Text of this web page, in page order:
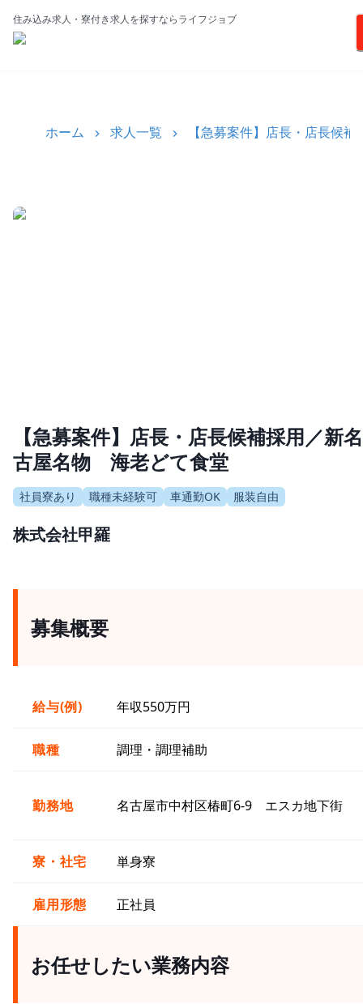
住み込み求人・寮付き求人を探すならライフジョブ
ホーム 求人一覧 【急募案件】店長・店長候
【急募案件】店長・店長候補採用／新名
古屋名物 海老どて食堂
社員寮あり 職種未経験可 車通勤OK 服装自由
株式会社甲羅
募集概要
給与(例) 年収550万円
職種 調理・調理補助
勤務地 名古屋市中村区椿町6-9 エスカ地下街
寮・社宅 単身寮
雇用形態 正社員
お任せしたい業務内容